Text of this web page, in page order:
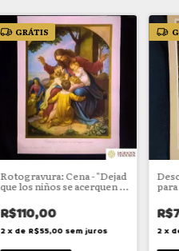
GRÁTIS
Rotogravura: Cena - "Dejad
que los niños se acerquen a
mi"
R$110,00
2 x de R$55,00 sem juros 2 x